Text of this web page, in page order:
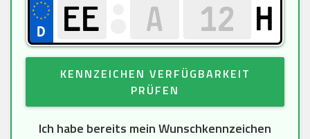
H
KENNZEICHEN VERFÜGBARKEIT
PRÜFEN
Ich habe bereits mein Wunschkennzeichen